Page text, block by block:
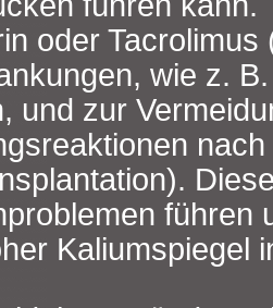
oder
wie z.
und zur
nach
führen
Kaliumspiegel